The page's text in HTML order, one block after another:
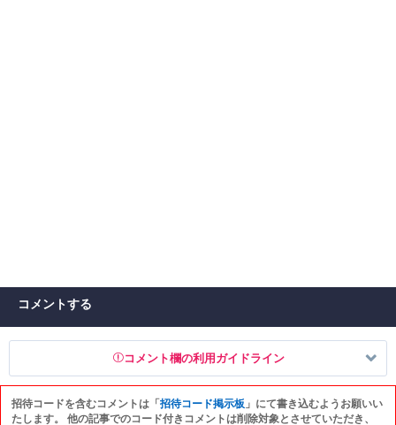
コメントする
コメント欄の利用ガイドライン
以下の書き込みを禁止とし、場合によってはコメント削除や書き込み制
招待コードを含むコメントは「招待コード掲示板 」にて書き込むようお願いい
たします。 他の記事でのコード付きコメントは削除対象とさせていただき、